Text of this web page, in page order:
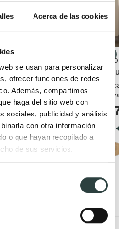
Acerca de las cookies
se usan para personalizar
ofrecer funciones de redes
Además, compartimos
haga del sitio web con
sociales, publicidad y análisis
con otra información
o que hayan recopilado a
de sus servicios.
encimera de madera
Bruntec Coban
2 cajones + 1 puerta,
suspendido
229,56€ 337,59€
(40)
3